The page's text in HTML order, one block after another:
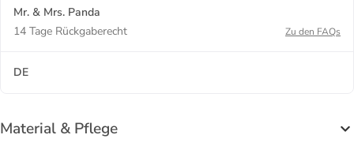
Mr. & Mrs. Panda
14 Tage Rückgaberecht
Zu den FAQs
DE
Material & Pflege